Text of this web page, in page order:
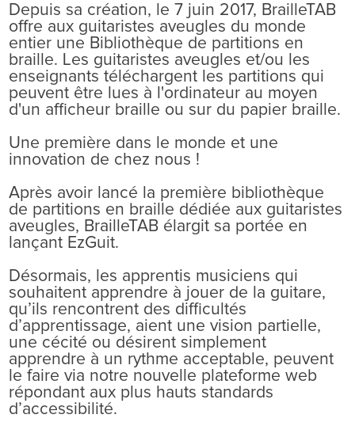
Depuis sa création, le 7 juin 2017, BrailleTAB
offre aux guitaristes aveugles du monde
entier une Bibliothèque de partitions en
braille. Les guitaristes aveugles et/ou les
enseignants téléchargent les partitions qui
peuvent être lues à l'ordinateur au moyen
d'un afficheur braille ou sur du papier braille.
Une première dans le monde et une
innovation de chez nous !
Après avoir lancé la première bibliothèque
de partitions en braille dédiée aux guitaristes
aveugles, BrailleTAB élargit sa portée en
lançant EzGuit.
Désormais, les apprentis musiciens qui
souhaitent apprendre à jouer de la guitare,
qu’ils rencontrent des difficultés
d’apprentissage, aient une vision partielle,
une cécité ou désirent simplement
apprendre à un rythme acceptable, peuvent
le faire via notre nouvelle plateforme web
répondant aux plus hauts standards
d’accessibilité.